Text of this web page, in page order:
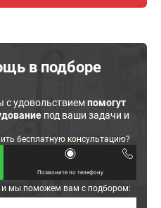
в подборе
удовольствиемпомогут
под ваши задачи и
бесплатную консультацию?
Позвоните по телефону
мы поможем вам с подбором: